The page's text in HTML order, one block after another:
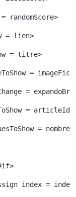
randomScore>
= lien>
= titre>
=
=
=
=
#if>
index =